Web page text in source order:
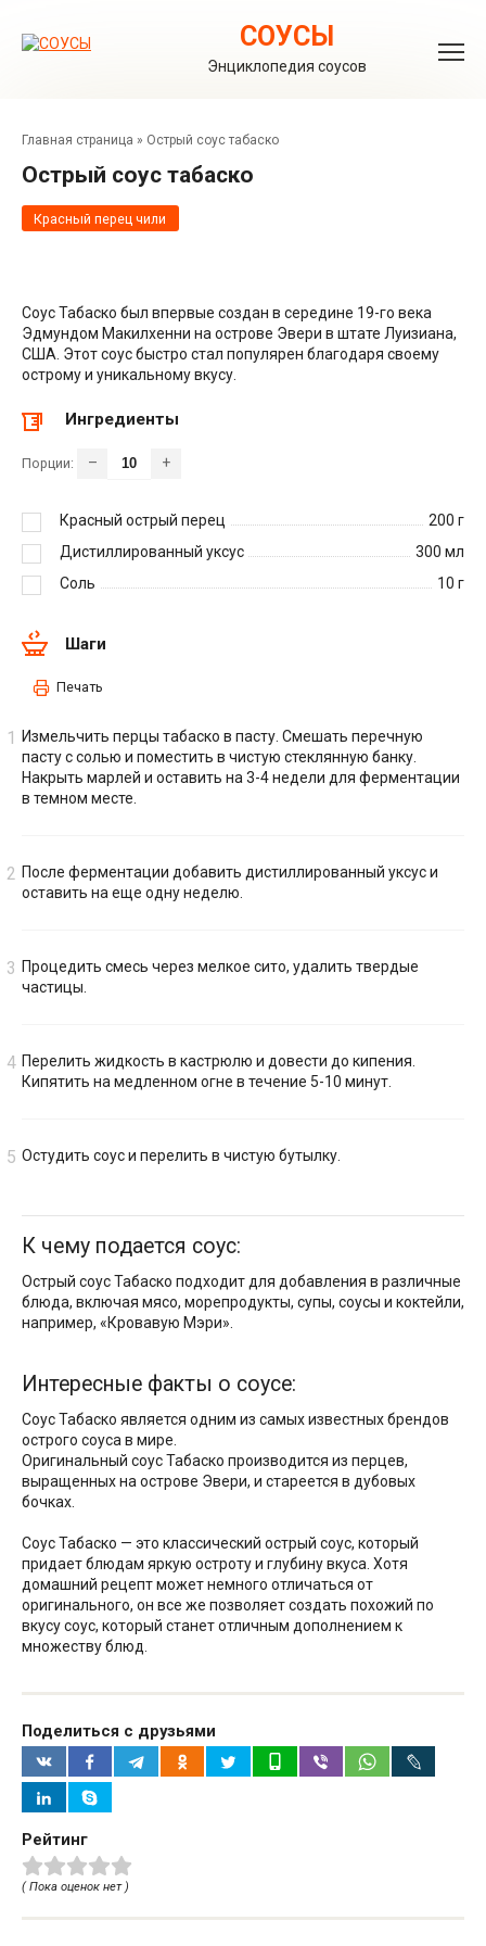
контенту
СОУСЫ
Энциклопедия соусов
Главная страница » Острый соус табаско
Острый соус табаско
Красный перец чили
Соус Табаско был впервые создан в середине 19-го века
Эдмундом Макилхенни на острове Эвери в штате Луизиана,
США. Этот соус быстро стал популярен благодаря своему
острому и уникальному вкусу.
Ингредиенты
Порции: – +
Красный острый перец 200 г
Дистиллированный уксус
300 мл
Соль
10 г
Шаги
Печать
Измельчить перцы табаско в пасту. Смешать перечную
пасту с солью и поместить в чистую стеклянную банку.
Накрыть марлей и оставить на 3-4 недели для ферментации
в темном месте.
После ферментации добавить дистиллированный уксус и
оставить на еще одну неделю.
Процедить смесь через мелкое сито, удалить твердые
частицы.
Перелить жидкость в кастрюлю и довести до кипения.
Кипятить на медленном огне в течение 5-10 минут.
Остудить соус и перелить в чистую бутылку.
К чему подается соус:
Острый соус Табаско подходит для добавления в различные
блюда, включая мясо, морепродукты, супы, соусы и коктейли,
например, «Кровавую Мэри».
Интересные факты о соусе:
Соус Табаско является одним из самых известных брендов
острого соуса в мире.
Оригинальный соус Табаско производится из перцев,
выращенных на острове Эвери, и стареется в дубовых
бочках.
Соус Табаско — это классический острый соус, который
придает блюдам яркую остроту и глубину вкуса. Хотя
домашний рецепт может немного отличаться от
оригинального, он все же позволяет создать похожий по
вкусу соус, который станет отличным дополнением к
множеству блюд.
Поделиться с друзьями
Рейтинг
( Пока оценок нет )